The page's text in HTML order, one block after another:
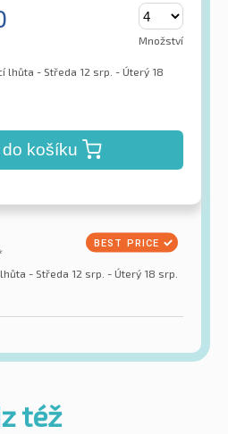
Množství
lhůta - Středa 12 srp. - Úterý 18
do košíku
- Středa 12 srp. - Úterý 18 srp.
též